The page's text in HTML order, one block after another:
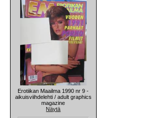
Erotiikan Maailma 1990 nr 9 -
aikuisviihdelehti / adult graphics
magazine
Näytä